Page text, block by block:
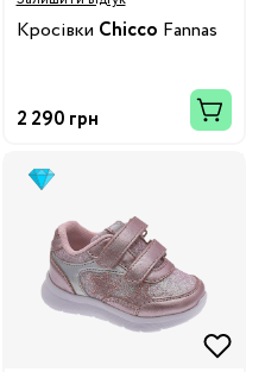
Кросівки Chicco Fannas
2 290 грн